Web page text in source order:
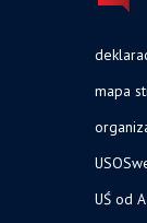
mapa
UŚ od